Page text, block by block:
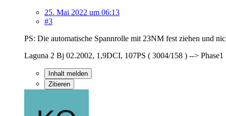
25. Mai 2022 um 06:13
#3
PS: Die automatische Spannrolle mit 23NM fest ziehen und
Laguna 2 Bj 02.2002, 1,9DCI, 107PS ( 3004/158 ) --> Phase1
Inhalt melden
Zitieren